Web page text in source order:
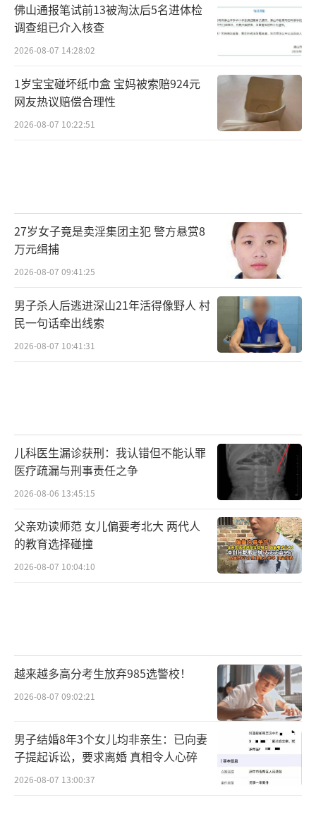
佛山通报笔试前13被淘汰后5名进体检
调查组已介入核查
2026-08-07 14:28:02
1岁宝宝碰坏纸巾盒 宝妈被索赔924元
网友热议赔偿合理性
2026-08-07 10:22:51
27岁女子竟是卖淫集团主犯 警方悬赏8
万元缉捕
2026-08-07 09:41:25
男子杀人后逃进深山21年活得像野人 村
民一句话牵出线索
2026-08-07 10:41:31
儿科医生漏诊获刑：我认错但不能认罪
医疗疏漏与刑事责任之争
2026-08-06 13:45:15
父亲劝读师范 女儿偏要考北大 两代人
的教育选择碰撞
2026-08-07 10:04:10
越来越多高分考生放弃985选警校！
2026-08-07 09:02:21
男子结婚8年3个女儿均非亲生：已向妻
子提起诉讼，要求离婚 真相令人心碎
2026-08-07 13:00:37